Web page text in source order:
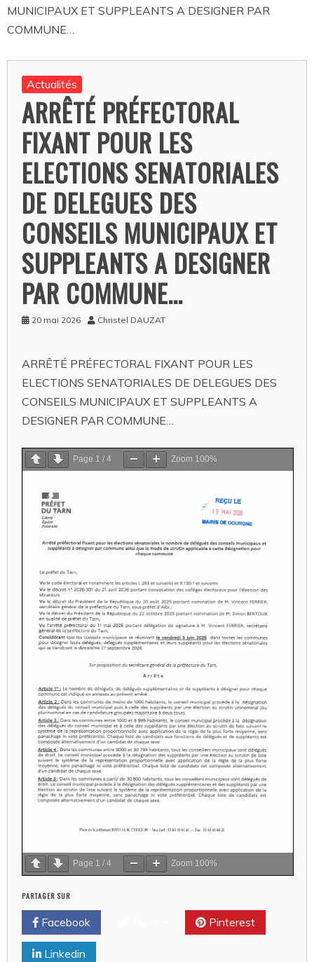
MUNICIPAUX ET SUPPLEANTS A DESIGNER PAR
COMMUNE…
Actualités
ARRÊTÉ PRÉFECTORAL
FIXANT POUR LES
ELECTIONS SENATORIALES
DE DELEGUES DES
CONSEILS MUNICIPAUX ET
SUPPLEANTS A DESIGNER
PAR COMMUNE…
20 mai 2026 Christel DAUZAT
ARRÊTÉ PRÉFECTORAL FIXANT POUR LES
ELECTIONS SENATORIALES DE DELEGUES DES
CONSEILS MUNICIPAUX ET SUPPLEANTS A
DESIGNER PAR COMMUNE…
Page 1 / 4 Zoom 100%
Page 1 / 4 Zoom 100%
PARTAGER SUR
Facebook Pinterest
Linkedin